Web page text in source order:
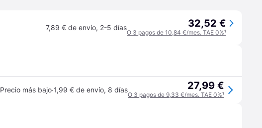
7,89 € de envío, 2-5 días 32,52 €
O 3 pagos de 10,84 €/mes. TAE 0%¹
Precio más bajo·1,99 € de envío, 8 días 27,99 €
O 3 pagos de 9,33 €/mes. TAE 0%¹